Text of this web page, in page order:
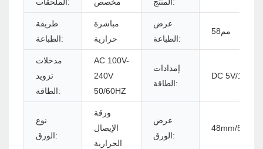
طريقة
الطباعة:
مباشرة
حرارية
عرض
الطباعة:
مم58
مدخلات
تزويد
الطاقة:
AC 100V-
240V
50/60HZ
إمدادات
الطاقة:
DC 5V/1A
نوع
الورق:
ورقة
الإيصال
الحرارية
عرض
الورق:
48mm/